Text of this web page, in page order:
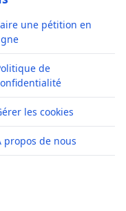
une pétition en
de
les cookies
propos de nous